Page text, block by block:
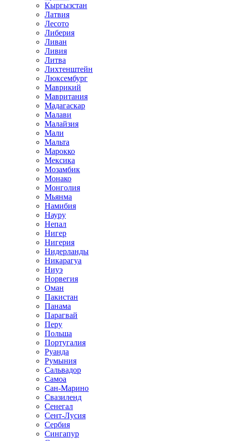
Кыргызстан
Латвия
Лесото
Либерия
Ливан
Ливия
Литва
Лихтенштейн
Люксембург
Маврикий
Мавритания
Мадагаскар
Малави
Малайзия
Мали
Мальта
Марокко
Мексика
Мозамбик
Монако
Монголия
Мьянма
Намибия
Науру
Непал
Нигер
Нигерия
Нидерланды
Никарагуа
Ниуэ
Норвегия
Оман
Пакистан
Панама
Парагвай
Перу
Польша
Португалия
Руанда
Румыния
Сальвадор
Самоа
Сан-Марино
Свазиленд
Сенегал
Сент-Лусия
Сербия
Сингапур